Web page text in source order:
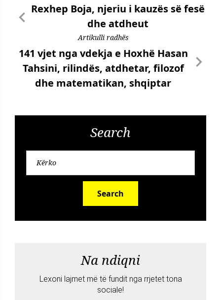
Rexhep Boja, njeriu i kauzës së fesë
dhe atdheut
Artikulli radhës
141 vjet nga vdekja e Hoxhë Hasan
Tahsini, rilindës, atdhetar, filozof
dhe matematikan, shqiptar
Search
Search
Na ndiqni
Lexoni lajmet më të fundit nga rrjetet tona
sociale!